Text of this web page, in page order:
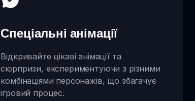
Спеціальні анімації
Відкривайте цікаві анімації та
сюрпризи, експериментуючи з різними
комбінаціями персонажів, що збагачує
ігровий процес.